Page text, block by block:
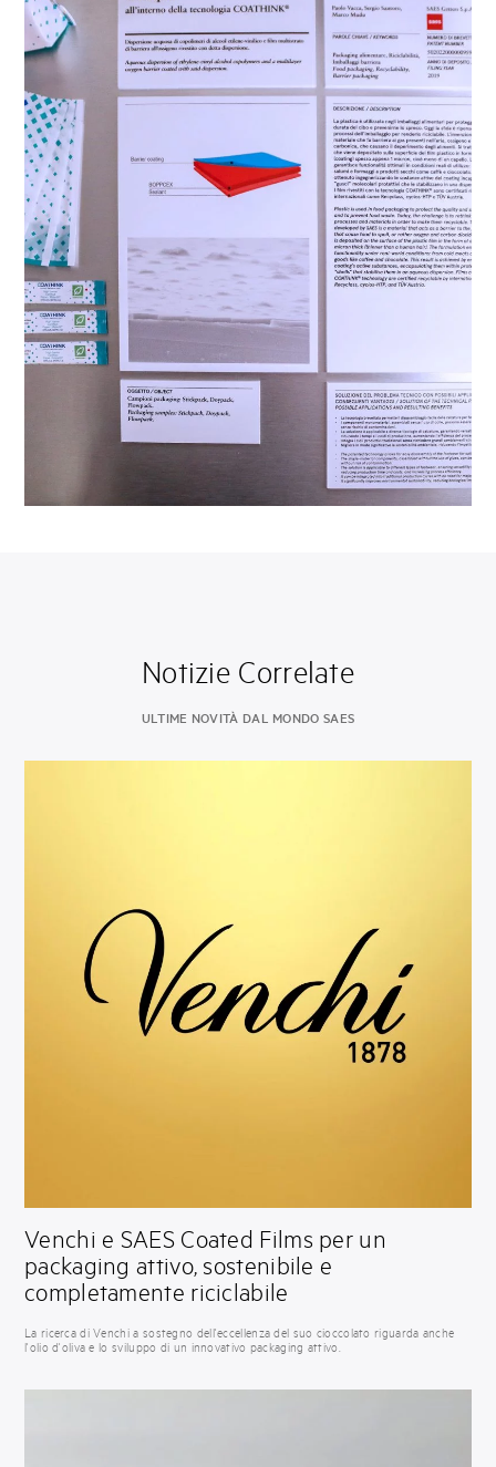
Notizie Correlate
ULTIME NOVITÀ DAL MONDO SAES
Venchi e SAES Coated Films per un
packaging attivo, sostenibile e
completamente riciclabile
La ricerca di Venchi a sostegno dell'eccellenza del suo cioccolato riguarda anche
l'olio d'oliva e lo sviluppo di un innovativo packaging attivo.